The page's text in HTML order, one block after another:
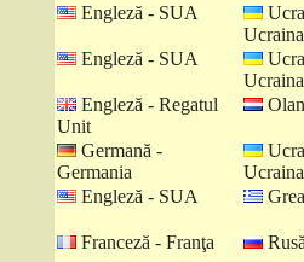
Engleză - SUA
Ucraina
Engleză - SUA
Ucraina
Engleză - Regatul
Unit
Germană -
Germania
Ucraina
Engleză - SUA
Franceză - Franţa